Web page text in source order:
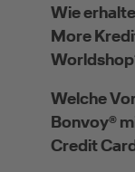
Wie
More
Welche
Bonvoy®
Credit